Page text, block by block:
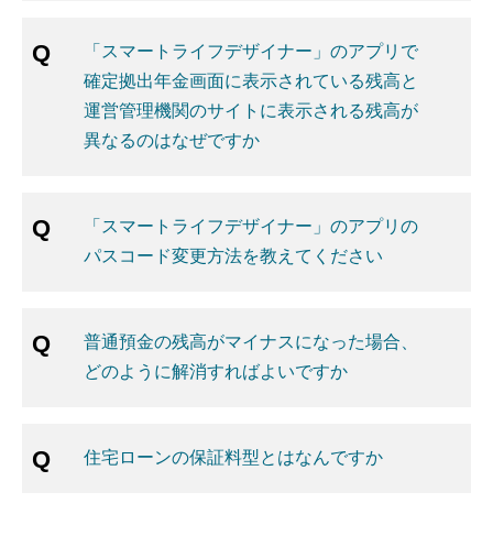
「スマートライフデザイナー」のアプリで
確定拠出年金画面に表示されている残高と
運営管理機関のサイトに表示される残高が
異なるのはなぜですか
「スマートライフデザイナー」のアプリの
パスコード変更方法を教えてください
普通預金の残高がマイナスになった場合、
どのように解消すればよいですか
住宅ローンの保証料型とはなんですか